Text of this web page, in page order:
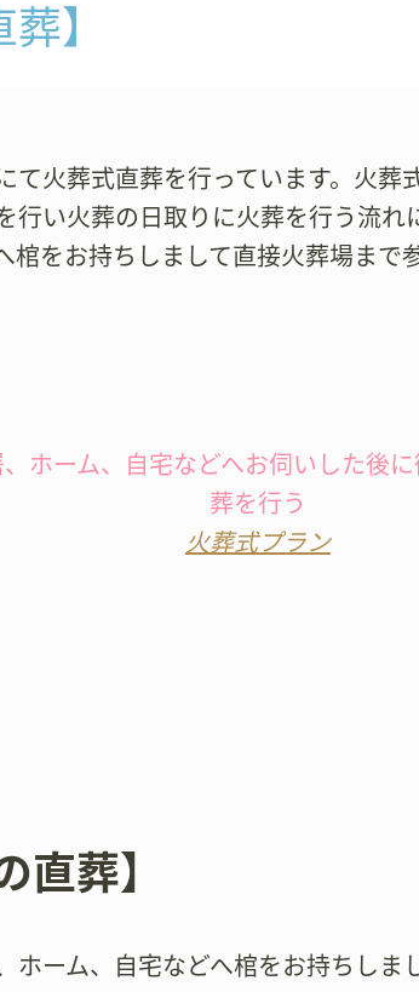
】
て火葬式直葬を行っています。火葬
行い火葬の日取りに火葬を行う流れ
をお持ちしまして直接火葬場まで
ホーム、自宅などへお伺いした後
葬を行う
火葬式プラン
直葬】
ホーム、自宅などへ棺をお持ちしま